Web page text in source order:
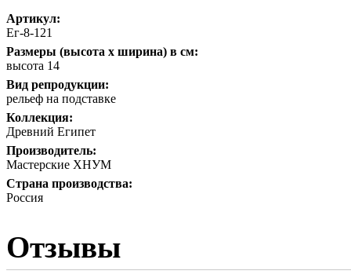
Артикул:
Ег-8-121
Размеры (высота х ширина) в см:
высота 14
Вид репродукции:
рельеф на подставке
Коллекция:
Древний Египет
Производитель:
Мастерские ХНУМ
Страна производства:
Россия
Отзывы